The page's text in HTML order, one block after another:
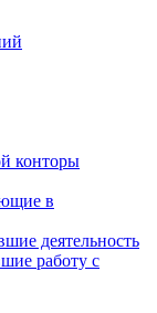
конторы
в
деятельность
работу с